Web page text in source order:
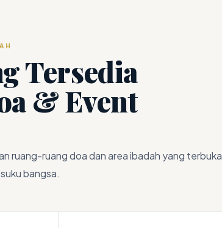
Tersedia
& Event
ruang-ruang doa dan area ibadah yang terbuka
bangsa.